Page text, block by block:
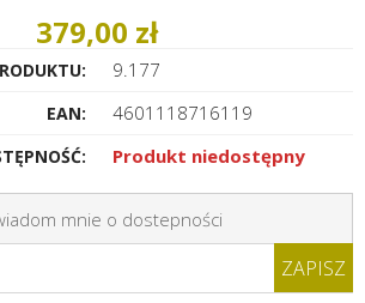
379,00 zł
9.177
EAN: 4601118716119
Produkt niedostępny
mnie o dostepności
ZAPISZ